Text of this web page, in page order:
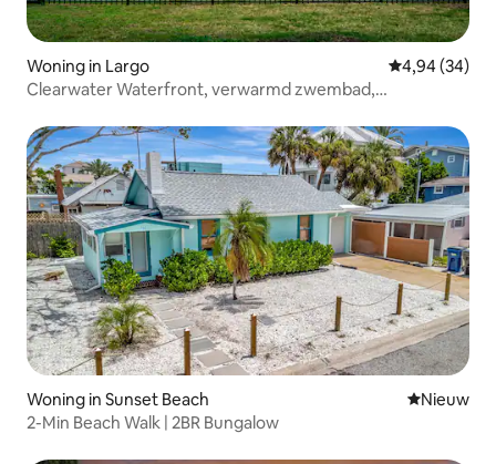
Woning in Largo Gemiddelde
4,94 (34)
Clearwater Waterfront, verwarmd zwembad,
Woning in Sunset Beach Nieuwe
Nieuw
2-Min Beach Walk | 2BR Bungalow